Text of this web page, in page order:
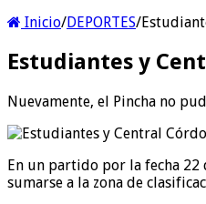
Inicio/DEPORTES/
Estudiantes y
Nuevamente, el Pincha no
En un partido por la fecha 22
sumarse a la zona de